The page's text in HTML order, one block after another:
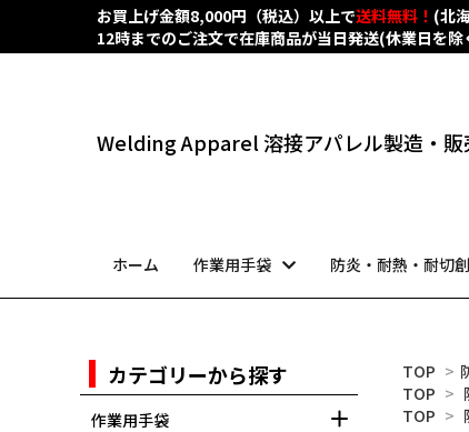
お買上げ金額8,000円（税込）以上で送料無料！ (北
12時までのご注文で在庫商品が当日発送(休業日を除
Welding Apparel 溶接アパレル製造・販
ホーム 作業用手袋 防炎・耐熱・耐切創
TOP >
TOP >
TOP >
カテゴリーから探す
作業用手袋